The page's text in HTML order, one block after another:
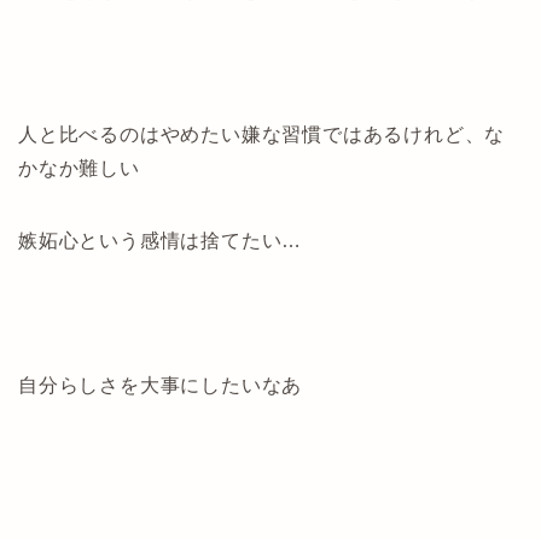
人と比べるのはやめたい嫌な習慣ではあるけれど、な
かなか難しい
嫉妬心という感情は捨てたい…
自分らしさを大事にしたいなあ